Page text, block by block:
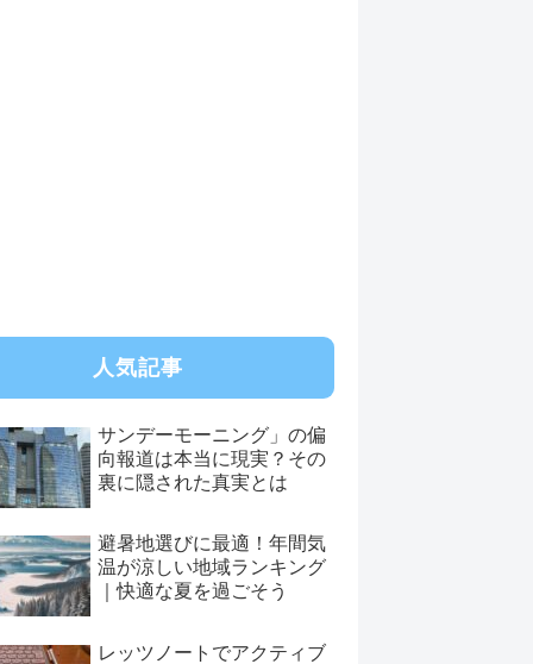
人気記事
サンデーモーニング」の偏
向報道は本当に現実？その
裏に隠された真実とは
避暑地選びに最適！年間気
温が涼しい地域ランキング
｜快適な夏を過ごそう
レッツノートでアクティブ